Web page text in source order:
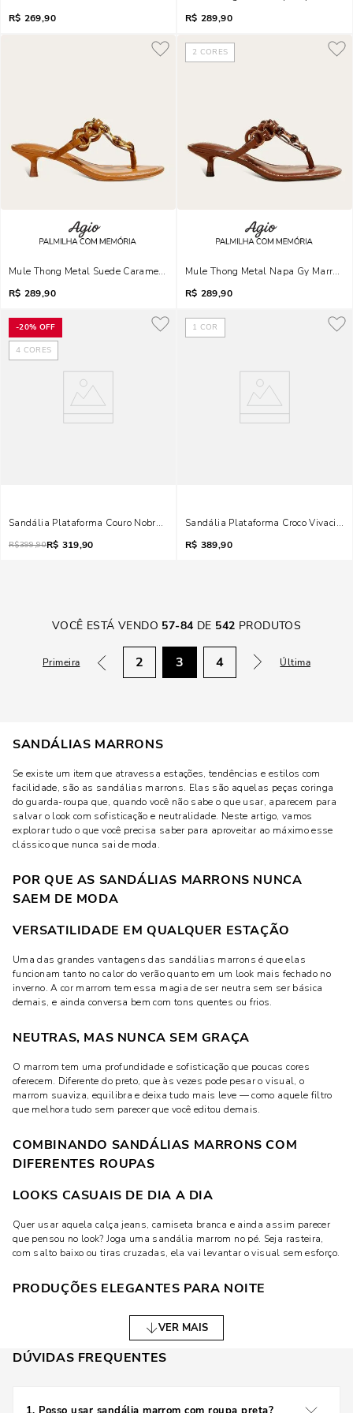
R$ 269,90
R$ 289,90
Mule Thong Metal Suede Caramelo Safari Salto Fino
R$ 289,90
2 CORES
Mule Thong Metal Napa Gy Marrom
R$ 289,90
-20% OFF
4 CORES
Sandália Plataforma Couro Nobre Soft Salto Grosso Marrom Safari
R$399,90R$ 319,90
1 COR
Sandália Plataforma Croco Vivacius
R$ 389,90
VOCÊ ESTÁ VENDO 57-84 DE 542 PRODUTOS
Primeira 2 3 4 Última
SANDÁLIAS MARRONS
Se existe um item que atravessa estações, tendências e estilos com
facilidade, são as sandálias marrons. Elas são aquelas peças coringa
do guarda-roupa que, quando você não sabe o que usar, aparecem para
salvar o look com sofisticação e neutralidade. Neste artigo, vamos
explorar tudo o que você precisa saber para aproveitar ao máximo esse
clássico que nunca sai de moda.
POR QUE AS SANDÁLIAS MARRONS NUNCA
SAEM DE MODA
VERSATILIDADE EM QUALQUER ESTAÇÃO
Uma das grandes vantagens das sandálias marrons é que elas
funcionam tanto no calor do verão quanto em um look mais fechado no
inverno. A cor marrom tem essa magia de ser neutra sem ser básica
demais, e ainda conversa bem com tons quentes ou frios.
NEUTRAS, MAS NUNCA SEM GRAÇA
O marrom tem uma profundidade e sofisticação que poucas cores
oferecem. Diferente do preto, que às vezes pode pesar o visual, o
marrom suaviza, equilibra e deixa tudo mais leve — como aquele filtro
que melhora tudo sem parecer que você editou demais.
COMBINANDO SANDÁLIAS MARRONS COM
DIFERENTES ROUPAS
LOOKS CASUAIS DE DIA A DIA
Quer usar aquela calça jeans, camiseta branca e ainda assim parecer
que pensou no look? Joga uma sandália marrom no pé. Seja rasteira,
com salto baixo ou tiras cruzadas, ela vai levantar o visual sem esforço.
PRODUÇÕES ELEGANTES PARA NOITE
Sim, dá pra usar sandália marrom à noite — e com muito estilo.
Combine com vestidos fluídos, saias midi ou peças de alfaiataria em
um look elegante e original, fugindo do óbvio preto.
VER MAIS
DÚVIDAS FREQUENTES